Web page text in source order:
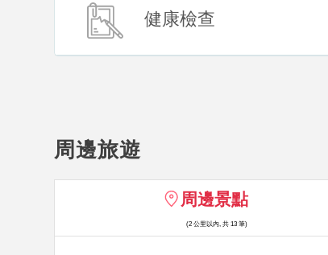
健康檢查
周邊旅遊
周邊景點
(2 公里以內, 共 13 筆)